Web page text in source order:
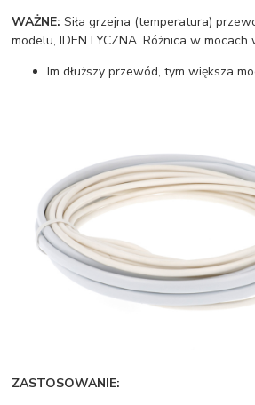
WAŻNE:Siła grzejna (temperatura)
modelu, IDENTYCZNA. Różnica w mocach
Im dłuższy przewód, tym większa
ZASTOSOWANIE: